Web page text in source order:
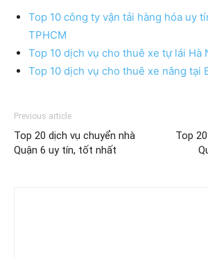
Top 10 công ty vận tải hàng hóa uy
TPHCM
Top 10 dịch vụ cho thuê xe tự lái Hà
Top 10 dịch vụ cho thuê xe nâng tại
Previous article
Top 20 dịch vụ chuyển nhà
Quận 6 uy tín, tốt nhất
Top